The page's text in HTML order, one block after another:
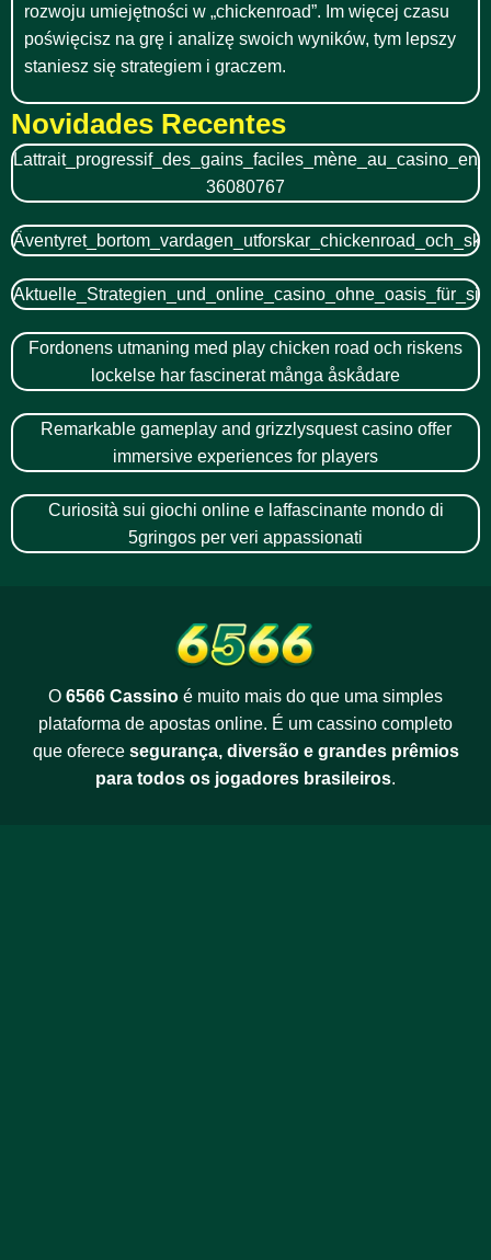
rozwoju umiejętności w „chickenroad”. Im więcej czasu
poświęcisz na grę i analizę swoich wyników, tym lepszy
staniesz się strategiem i graczem.
Novidades Recentes
36080767
Fordonens utmaning med play chicken road och riskens
lockelse har fascinerat många åskådare
Remarkable gameplay and grizzlysquest casino offer
immersive experiences for players
Curiosità sui giochi online e laffascinante mondo di
5gringos per veri appassionati
O 6566 Cassino é muito mais do que uma simples
plataforma de apostas online. É um cassino completo
que oferece segurança, diversão e grandes prêmios
para todos os jogadores brasileiros.